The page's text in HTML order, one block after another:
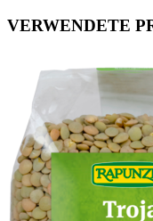
VERWENDETE